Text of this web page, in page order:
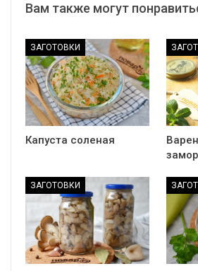
Вам также могут
ЗАГОТОВКИ
Капуста соленая
ЗАГОТОВКИ